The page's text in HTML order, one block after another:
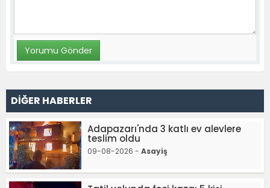
DİĞER HABERLER
Adapazarı'nda 3 katlı ev alevlere
teslim oldu
09-08-2026 - Asayiş